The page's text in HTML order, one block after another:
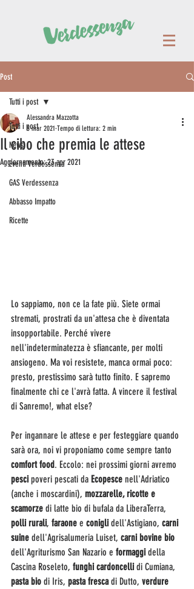
Post
Tutti i post
News
Eventi Verdessenza
GAS Verdessenza
Abbasso Impatto
Ricette
Tutti i post
Il cibo che premia le attese
Alessandra Mazzotta
5 mar 2021 Tempo di lettura: 2 min
Aggiornamento:23 apr 2021
Lo sappiamo, non ce la fate più. Siete ormai
stremati, prostrati da un'attesa che è diventata
insopportabile. Perché vivere
nell'indeterminatezza è sfiancante, per molti
ansiogeno. Ma voi resistete, manca ormai poco:
presto, prestissimo sarà tutto finito. E sapremo
finalmente chi ce l'avrà fatta. A vincere il festival
di Sanremo!, what else?
Per ingannare le attese e per festeggiare quando
sarà ora, noi vi proponiamo come sempre tanto
comfort food. Eccolo: nei prossimi giorni avremo
pesci poveri pescati da Ecopesce nell'Adriatico
(anche i moscardini), mozzarelle, ricotte e
scamorze di latte bio di bufala da LiberaTerra,
polli rurali, faraone e conigli dell'Astigiano, carni
suine dell'Agrisalumeria Luiset, carni bovine bio
dell'Agriturismo San Nazario e formaggi della
Cascina Roseleto, funghi cardoncelli di Cumiana,
pasta bio di Iris, pasta fresca di Dutto, verdure